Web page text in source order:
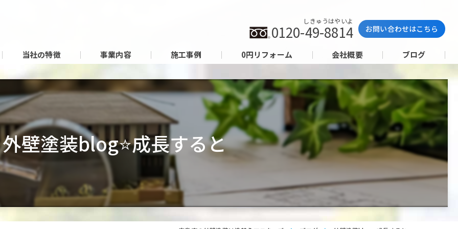
しきゅうはやいよ
0120-49-8814 お問い合わせはこちら
当社の特徴 事業内容 施工事例 0円リフォーム 会社概要 ブログ
外壁塗装blog⭐成長すると